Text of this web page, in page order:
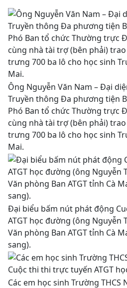
Ông Nguyễn Văn Nam – Đại
Truyền thông Đa phương tiện
Phó Ban tổ chức Thường trực
cùng nhà tài trợ (bên phải)
trưng 700 ba lô cho học sinh
Mai.
Đại biểu bấm nút phát động
ATGT học đường (ông Nguyễn
Văn phòng Ban ATGT tỉnh Cà
sang).
Các em học sinh Trường THCS